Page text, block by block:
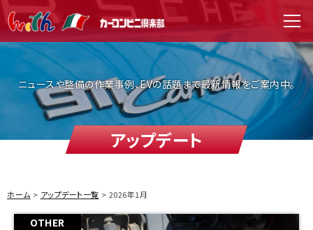
WITH（ウィズ） menu
ニュースや整備の作業事例、EVの話題まで最新情報をご案内中。
アップデート
ホーム アップデート一覧 2026年1月
OTHER